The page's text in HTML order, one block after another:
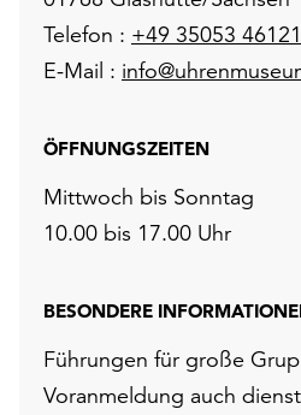
Telefon : +49 35053
E-Mail :
ÖFFNUNGSZEITEN
Mittwoch bis Sonntag
10.00 bis 17.00 Uhr
BESONDERE
Führungen für große
Voranmeldung auch